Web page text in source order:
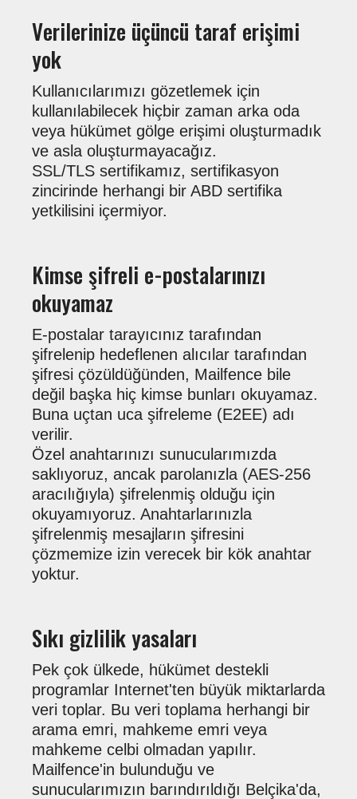
Verilerinize üçüncü taraf erişimi
yok
Kullanıcılarımızı gözetlemek için
kullanılabilecek hiçbir zaman arka oda
veya hükümet gölge erişimi oluşturmadık
ve asla oluşturmayacağız.
SSL/TLS sertifikamız, sertifikasyon
zincirinde herhangi bir ABD sertifika
yetkilisini içermiyor.
Kimse şifreli e-postalarınızı
okuyamaz
E-postalar tarayıcınız tarafından
şifrelenip hedeflenen alıcılar tarafından
şifresi çözüldüğünden, Mailfence bile
değil başka hiç kimse bunları okuyamaz.
Buna uçtan uca şifreleme (E2EE) adı
verilir.
Özel anahtarınızı sunucularımızda
saklıyoruz, ancak parolanızla (AES-256
aracılığıyla) şifrelenmiş olduğu için
okuyamıyoruz. Anahtarlarınızla
şifrelenmiş mesajların şifresini
çözmemize izin verecek bir kök anahtar
yoktur.
Sıkı gizlilik yasaları
Pek çok ülkede, hükümet destekli
programlar Internet'ten büyük miktarlarda
veri toplar. Bu veri toplama herhangi bir
arama emri, mahkeme emri veya
mahkeme celbi olmadan yapılır.
Mailfence'in bulunduğu ve
sunucularımızın barındırıldığı Belçika'da,